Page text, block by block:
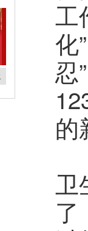
工
化
忍
的
卫
了